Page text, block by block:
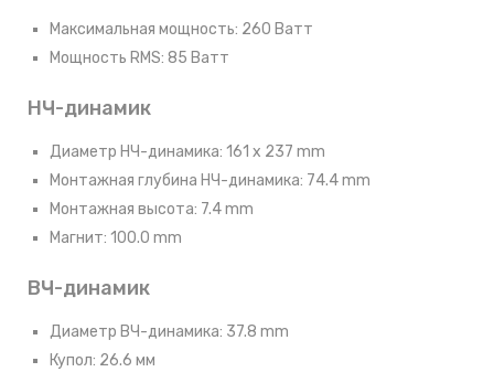
Максимальная мощность: 260 Ватт
Мощность RMS: 85 Ватт
НЧ-динамик
Диаметр НЧ-динамика: 161 x 237 mm
Монтажная глубина НЧ-динамика: 74.4 mm
Монтажная высота: 7.4 mm
Магнит: 100.0 mm
ВЧ-динамик
Диаметр ВЧ-динамика: 37.8 mm
Купол: 26.6 мм